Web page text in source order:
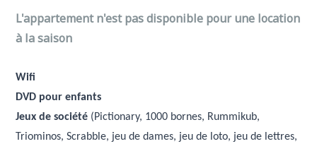
L'appartement n'est pas disponible pour une location
à la saison
Wifi
DVD pour enfants
Jeux de société (Pictionary, 1000 bornes, Rummikub,
Triominos, Scrabble, jeu de dames, jeu de loto, jeu de lettres,